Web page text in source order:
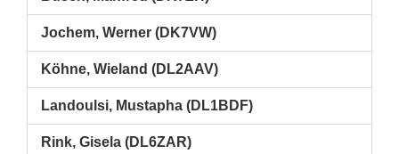
Jochem, Werner (DK7VW)
Köhne, Wieland (DL2AAV)
Landoulsi, Mustapha (DL1BDF)
Rink, Gisela (DL6ZAR)